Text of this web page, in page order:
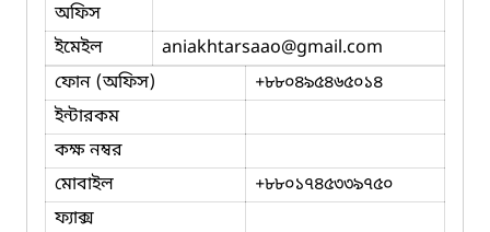
অফিস
ইমেইল
aniakhtarsaao@gmail.com
ফোন (অফিস)
+৮৮০৪৯৫৪৬৫০১৪
ইন্টারকম
কক্ষ নম্বর
মোবাইল
+৮৮০১৭৪৫৩৩৯৭৫০
ফ্যাক্স